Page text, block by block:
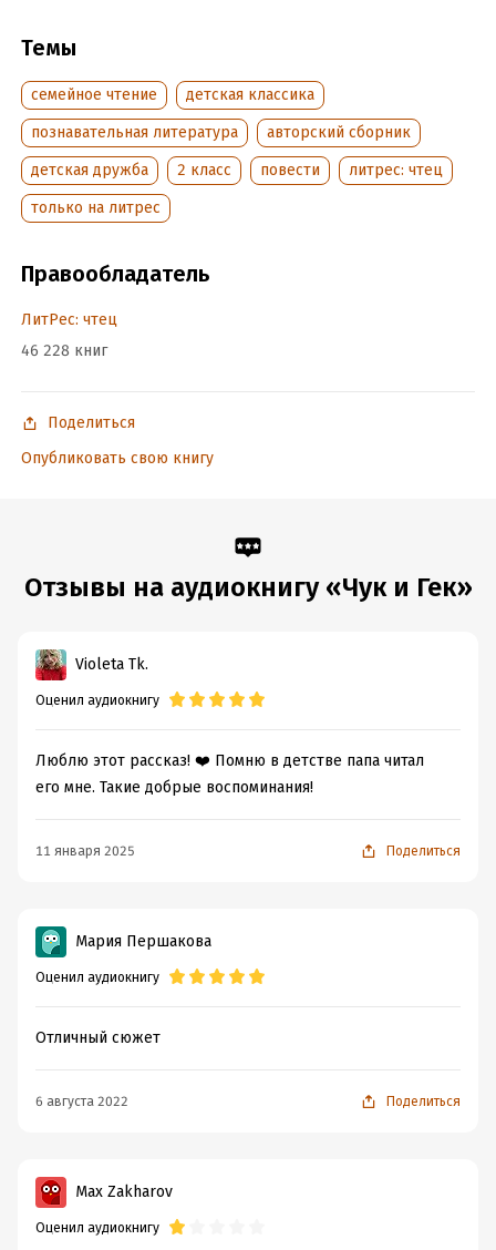
Темы
семейное чтение
детская классика
познавательная литература
авторский сборник
детская дружба
2 класс повести
литрес: чтец
только на литрес
Правообладатель
ЛитРес: чтец
46 228 книг
Поделиться
Опубликовать свою книгу
Отзывы на аудиокнигу «Чук и Гек»
Violeta Tk.
Оценил аудиокнигу
Люблю этот рассказ! ❤️ Помню в детстве папа читал
его мне. Такие добрые воспоминания!
11 января 2025 Поделиться
Мария Першакова
Оценил аудиокнигу
Отличный сюжет
6 августа 2022 Поделиться
Max Zakharov
Оценил аудиокнигу